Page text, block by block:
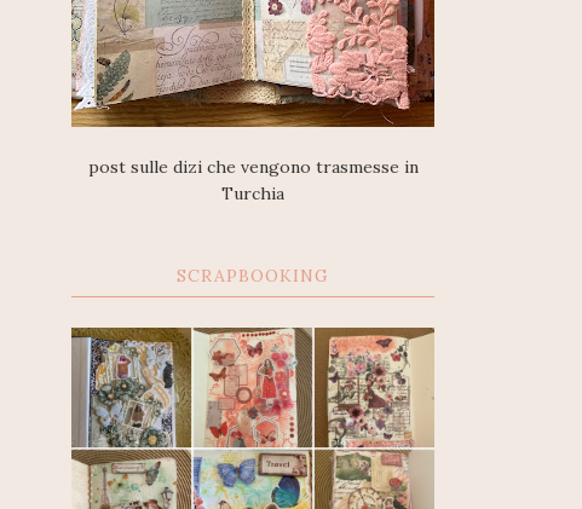
post sulle dizi che vengono trasmesse in
Turchia
SCRAPBOOKING